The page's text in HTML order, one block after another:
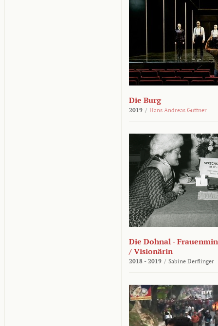
Die Burg
2019 / Hans Andreas Guttner
Die Dohnal -
/ Visionärin
2018 - 2019 / Sabine Derflinger